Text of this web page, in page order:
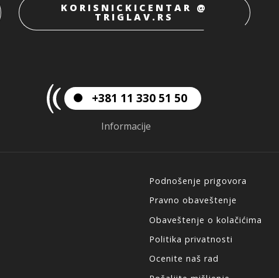
KORISNICKICENTAR @
TRIGLAV.RS
+381 11 330 51 50
Informacije
Podnošenje prigovora
Pravno obaveštenje
Obaveštenje o kolačićima
Politika privatnosti
Ocenite naš rad